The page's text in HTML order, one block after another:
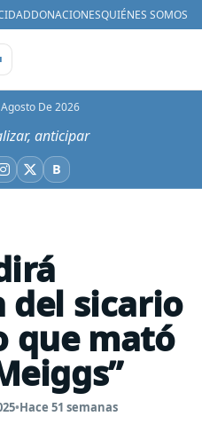
DONACIONESQUIÉNES SOMOS
De 2026
anticipar
Instagram
X BBluesky
del sicario
que mató
•Hace 51 semanas